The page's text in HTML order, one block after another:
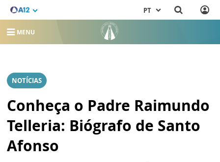
PT
MENU
NOTÍCIAS
Conheça o Padre Raimundo
Telleria: Biógrafo de Santo
Afonso